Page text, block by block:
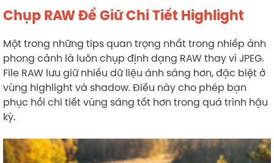
Chụp RAW Để Giữ Chi Tiết Highlight
Một trong những tips quan trọng nhất trong nhiếp ảnh
phong cảnh là luôn chụp định dạng RAW thay vì JPEG.
File RAW lưu giữ nhiều dữ liệu ánh sáng hơn, đặc biệt ở
vùng highlight và shadow. Điều này cho phép bạn
phục hồi chi tiết vùng sáng tốt hơn trong quá trình hậu
kỳ.